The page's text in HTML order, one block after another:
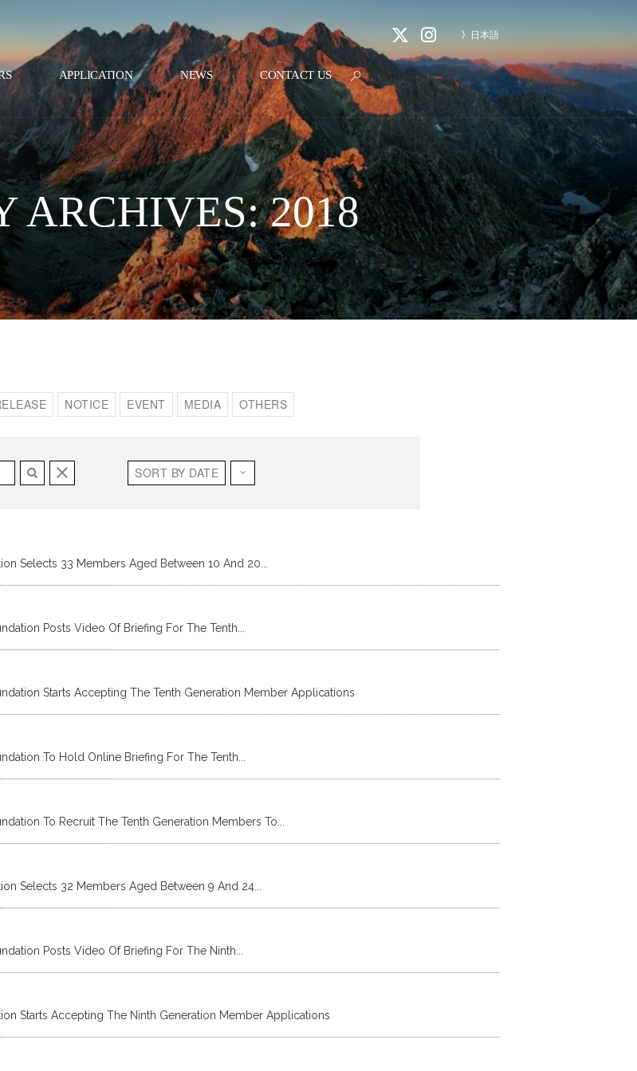
APPLICATION NEWS CONTACT US
日本語
ARCHIVES: 2018
NOTICE EVENT MEDIA OTHERS
SORT BY DATE
Selects 33 Members Aged Between 10 And 20...
Posts Video Of Briefing For The Tenth...
Starts Accepting The Tenth Generation Member Applications
To Hold Online Briefing For The Tenth...
To Recruit The Tenth Generation Members To...
Selects 32 Members Aged Between 9 And 24...
Posts Video Of Briefing For The Ninth...
Starts Accepting The Ninth Generation Member Applications